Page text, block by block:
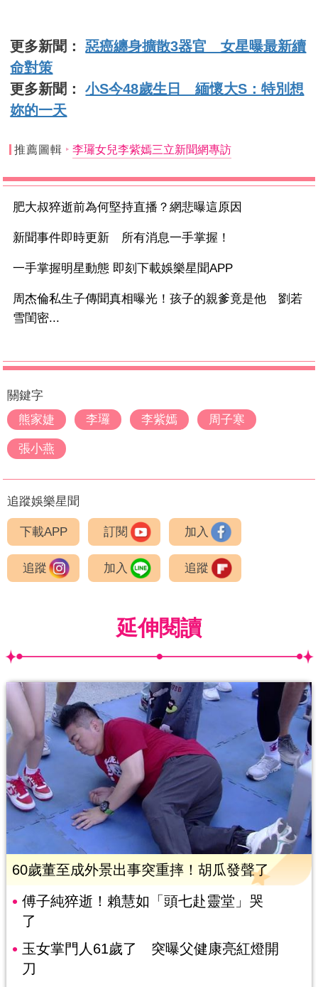
更多新聞：惡癌纏身擴散3器官 女星曝最新續
命對策
更多新聞：小S今48歲生日 緬懷大S：特別想
妳的一天
推薦圖輯 李㼈女兒李紫嫣三立新聞網專訪
肥大叔猝逝前為何堅持直播？網悲曝這原因
新聞事件即時更新 所有消息一手掌握！
一手掌握明星動態 即刻下載娛樂星聞APP
周杰倫私生子傳聞真相曝光！孩子的親爹竟是他 劉若
雪閨密...
關鍵字
熊家婕
李㼈 李紫嫣 周子寒
張小燕
追蹤娛樂星聞
下載APP 訂閱 加入
追蹤 加入 追蹤
延伸閱讀
60歲董至成外景出事突重摔！胡瓜發聲了
傅子純猝逝！賴慧如「頭七赴靈堂」哭
了
玉女掌門人61歲了 突曝父健康亮紅燈開
刀